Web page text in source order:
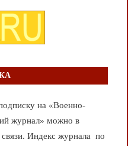
на «Военно-
журнал» можно в
связи. Индекс журнала по